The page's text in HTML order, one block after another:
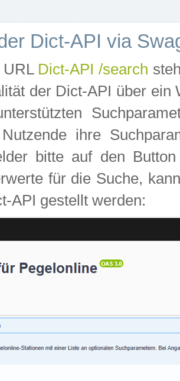
Dict-API via
URL Dict-API /search
der Dict-API über
ihre
bitte auf den
für die Suche,
API gestellt werden: